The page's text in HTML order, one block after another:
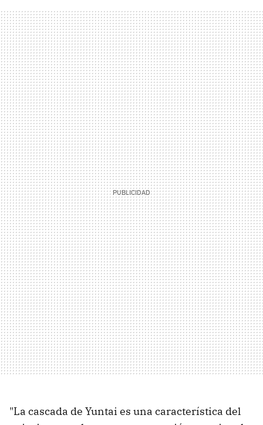
"La cascada de Yuntai es una característica del